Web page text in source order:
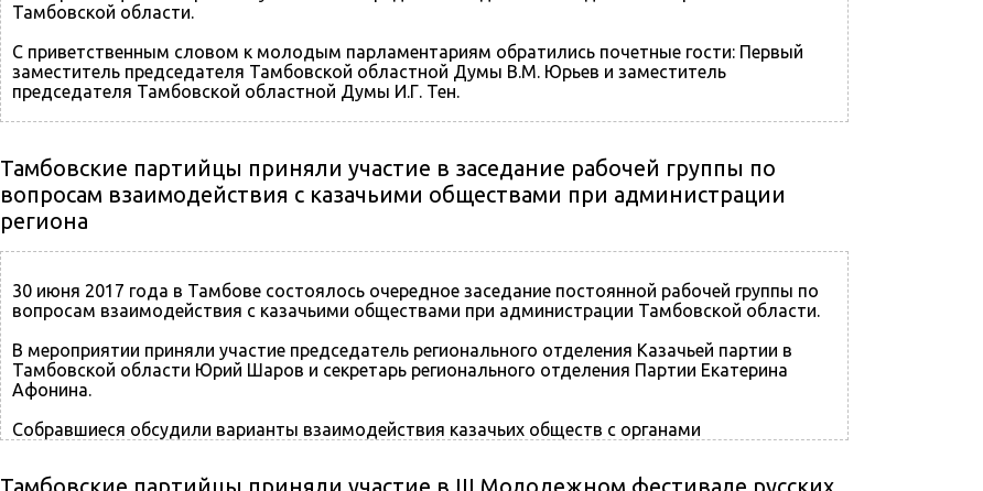
Тамбовской области.
С приветственным словом к молодым парламентариям обратились почетные гости: Первый
заместитель председателя Тамбовской областной Думы В.М. Юрьев и заместитель
председателя Тамбовской областной Думы И.Г. Тен.
Тамбовские партийцы приняли участие в заседание рабочей группы по
вопросам взаимодействия с казачьими обществами при администрации
региона
30 июня 2017 года в Тамбове состоялось очередное заседание постоянной рабочей группы по
вопросам взаимодействия с казачьими обществами при администрации Тамбовской области.
В мероприятии приняли участие председатель регионального отделения Казачьей партии в
Тамбовской области Юрий Шаров и секретарь регионального отделения Партии Екатерина
Афонина.
Собравшиеся обсудили варианты взаимодействия казачьих обществ с органами